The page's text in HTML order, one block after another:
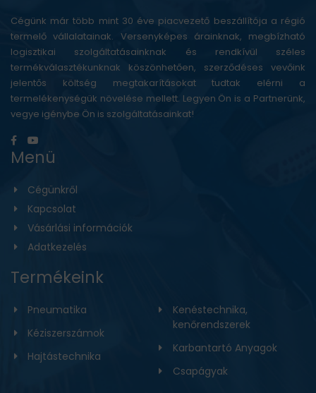
Cégünk már több mint 30 éve piacvezető beszállítója a régió
termelő vállalatainak. Versenyképes árainknak, megbízható
logisztikai szolgáltatásainknak és rendkívül széles
termékválasztékunknak köszönhetően, szerződéses vevőink
jelentős költség megtakarításokat tudtak elérni a
termelékenységük növelése mellett. Legyen Ön is a Partnerünk,
vegye igénybe Ön is szolgáltatásainkat!
Menü
Cégünkről
Kapcsolat
Vásárlási információk
Adatkezelés
Termékeink
Pneumatika
Kéziszerszámok
Hajtástechnika
Kenéstechnika,
kenőrendszerek
Karbantartó Anyagok
Csapágyak